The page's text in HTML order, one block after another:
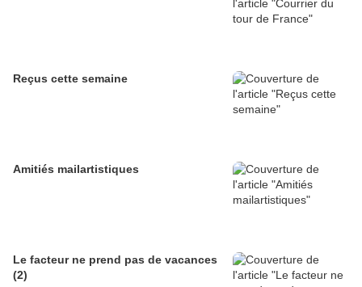
Reçus cette semaine
Amitiés mailartistiques
Le facteur ne prend pas de vacances
(2)